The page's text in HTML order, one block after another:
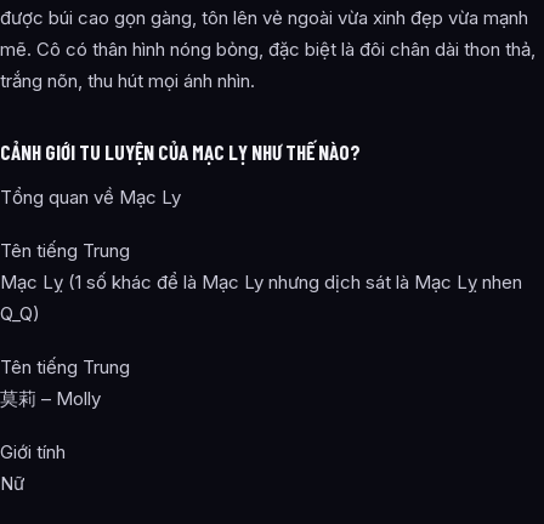
được búi cao gọn gàng, tôn lên vẻ ngoài vừa xinh đẹp vừa mạnh
mẽ. Cô có thân hình nóng bỏng, đặc biệt là đôi chân dài thon thả,
trắng nõn, thu hút mọi ánh nhìn.
CẢNH GIỚI TU LUYỆN CỦA MẠC LỴ NHƯ THẾ NÀO?
Tổng quan về Mạc Ly
Tên tiếng Trung
Mạc Lỵ (1 số khác để là Mạc Ly nhưng dịch sát là Mạc Lỵ nhen
Q_Q)
Tên tiếng Trung
莫莉 – Molly
Giới tính
Nữ